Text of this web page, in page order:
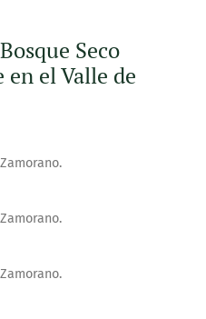
Seco
el Valle de